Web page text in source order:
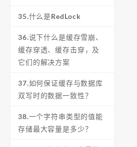
35.什么是RedLock
36.说下什么是缓存雪崩、
缓存穿透、缓存击穿，及
它们的解决方案
37.如何保证缓存与数据库
双写时的数据一致性？
38.一个字符串类型的值能
存储最大容量是多少？